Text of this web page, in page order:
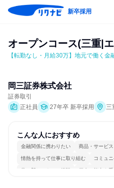
新卒採用
オープンコース(三重|
【転勤なし・月給30万】地元で働く金
岡三証券株式会社
証券取引
正社員
27年卒 新卒採用 三
こんな人におすすめ
金融関係に携わりたい 商品・サービ
情熱を持って仕事に取り組む コミュ
常に新しいものに挑戦 個人の能力を重